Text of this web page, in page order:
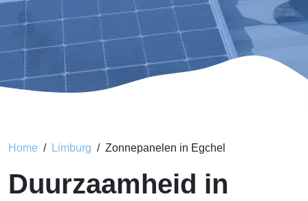
Home Limburg Zonnepanelen in Egchel
Duurzaamheid in